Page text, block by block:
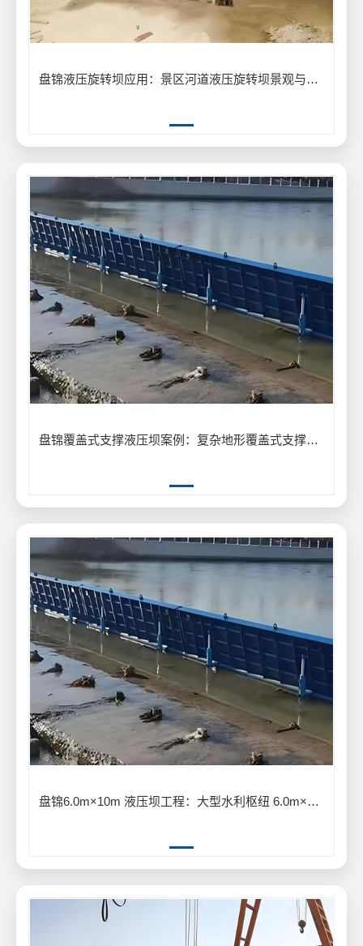
盘锦液压旋转坝应用：景区河道液压旋转坝景观与泄洪工程
盘锦覆盖式支撑液压坝案例：复杂地形覆盖式支撑液压坝安装应用
盘锦6.0m×10m 液压坝工程：大型水利枢纽 6.0m×10m 液压坝建设应用